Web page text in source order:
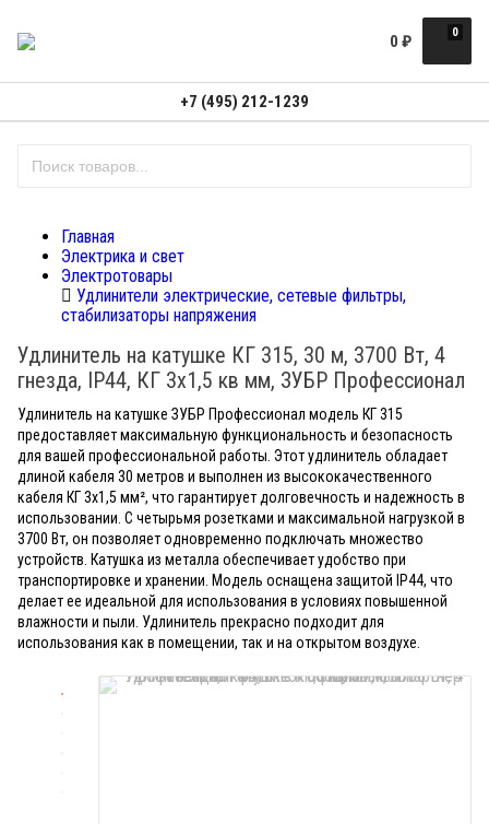
0
0 ₽
+7 (495) 212-1239
Главная
Электрика и свет
Электротовары
Удлинители электрические, сетевые фильтры,
стабилизаторы напряжения
Удлинитель на катушке КГ 315, 30 м, 3700 Вт, 4
гнезда, IP44, КГ 3х1,5 кв мм, ЗУБР Профессионал
Удлинитель на катушке ЗУБР Профессионал модель КГ 315
предоставляет максимальную функциональность и безопасность
для вашей профессиональной работы. Этот удлинитель обладает
длиной кабеля 30 метров и выполнен из высококачественного
кабеля КГ 3х1,5 мм², что гарантирует долговечность и надежность в
использовании. С четырьмя розетками и максимальной нагрузкой в
3700 Вт, он позволяет одновременно подключать множество
устройств. Катушка из металла обеспечивает удобство при
транспортировке и хранении. Модель оснащена защитой IP44, что
делает ее идеальной для использования в условиях повышенной
влажности и пыли. Удлинитель прекрасно подходит для
использования как в помещении, так и на открытом воздухе.